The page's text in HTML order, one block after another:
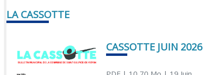
LA CASSOTTE
CASSOTTE JUIN 2026